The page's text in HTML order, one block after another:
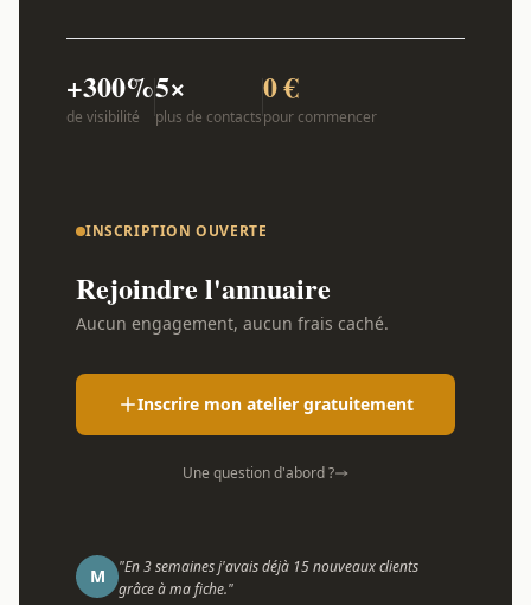
+300%
de visibilité
5×
plus de contacts
0 €
pour commencer
INSCRIPTION OUVERTE
Rejoindre l'annuaire
Aucun engagement, aucun frais caché.
Inscrire mon atelier gratuitement
Une question d'abord ?
M
"En 3 semaines j'avais déjà 15 nouveaux clients
grâce à ma fiche."